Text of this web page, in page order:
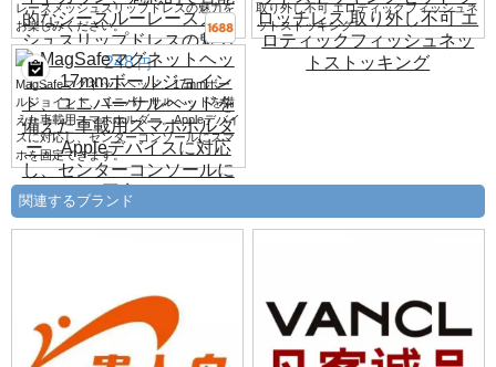
レースメッシュスリップドレスの魅力を
お楽しみください。
取り外し不可 エロティックフィッシュネ
ットストッキング
248 円
MagSafeマグネットヘッド、17mmボー
ルジョイント、ユニバーサルヘッドを備
えた車載用スマホホルダー。Appleデバイ
スに対応し、センターコンソールにスマ
ホを固定できます。
関連するブランド